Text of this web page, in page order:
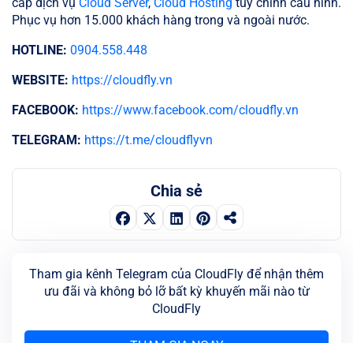
Phục vụ hơn 15.000 khách hàng trong và ngoài nước.
HOTLINE: 0904.558.448
WEBSITE: https://cloudfly.vn
FACEBOOK: https://www.facebook.com/cloudfly.vn
TELEGRAM: https://t.me/cloudflyvn
Chia sẻ
Tham gia kênh Telegram của CloudFly để nhận thêm
ưu đãi và không bỏ lỡ bất kỳ khuyến mãi nào từ
CloudFly